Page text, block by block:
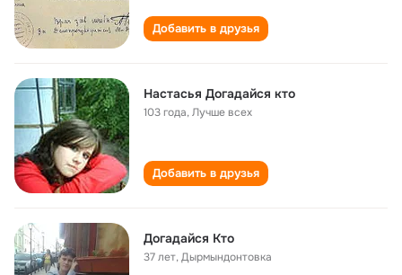
Добавить в друзья
Настасья Догадайся кто
103 года,Лучше всех
Добавить в друзья
Догадайся Кто
37 лет,Дырмындонтовка